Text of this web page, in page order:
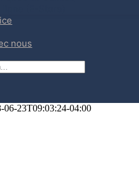
nous
06-23T09:03:24-04:00